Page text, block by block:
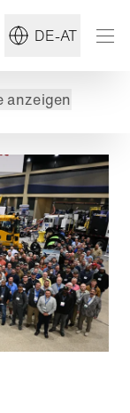
DE-AT
anzeigen